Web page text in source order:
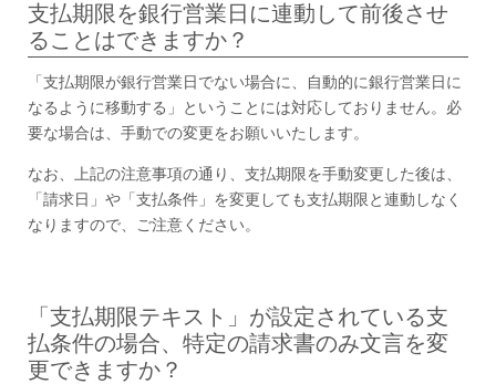
支払期限を銀行営業日に連動して前後させ
ることはできますか？
「支払期限が銀行営業日でない場合に、自動的に銀行営業日に
なるように移動する」ということには対応しておりません。必
要な場合は、手動での変更をお願いいたします。
なお、上記の注意事項の通り、支払期限を手動変更した後は、
「請求日」や「支払条件」を変更しても支払期限と連動しなく
なりますので、ご注意ください。
「支払期限テキスト」が設定されている支
払条件の場合、特定の請求書のみ文言を変
更できますか？